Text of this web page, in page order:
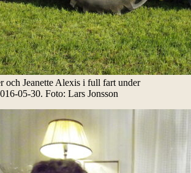
och Jeanette Alexis i full fart under
05-30. Foto: Lars Jonsson